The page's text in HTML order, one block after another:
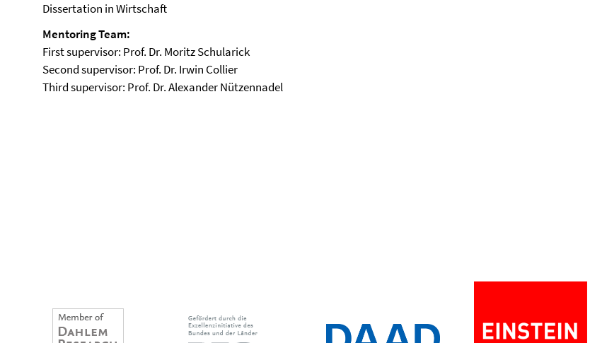
Dissertation in Wirtschaft
Mentoring Team:
First supervisor: Prof. Dr. Moritz Schularick
Second supervisor: Prof. Dr. Irwin Collier
Third supervisor: Prof. Dr. Alexander Nützennadel